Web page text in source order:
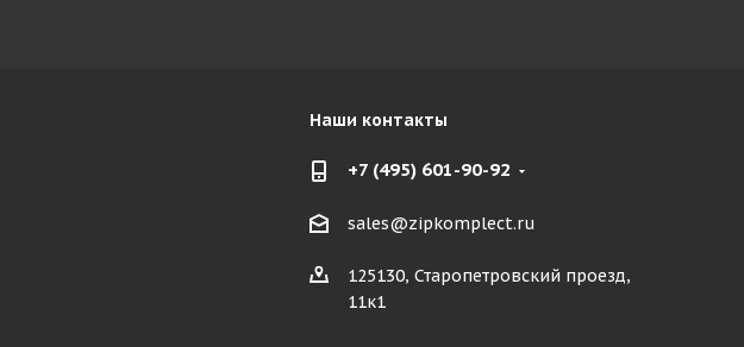
Наши контакты
+7 (495) 601-90-92
sales@zipkomplect.ru
125130, Старопетровский проезд,
11к1